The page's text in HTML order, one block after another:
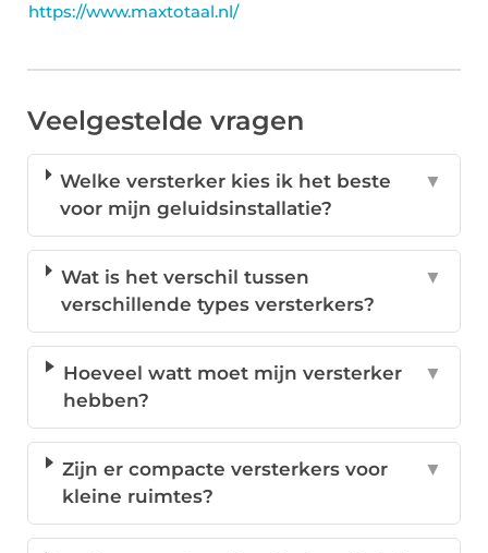
https://www.maxtotaal.nl/
Veelgestelde vragen
Welke versterker kies ik het beste
voor mijn geluidsinstallatie?
▼
Wat is het verschil tussen
verschillende types versterkers?
▼
Hoeveel watt moet mijn versterker
hebben?
▼
Zijn er compacte versterkers voor
kleine ruimtes?
▼